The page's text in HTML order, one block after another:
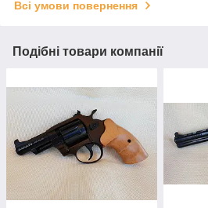
Всі умови повернення
Подібні товари компанії